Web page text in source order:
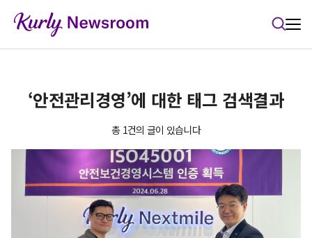
‘안전관리경영’에 대한 태그 검색결과
총 1건의 글이 있습니다